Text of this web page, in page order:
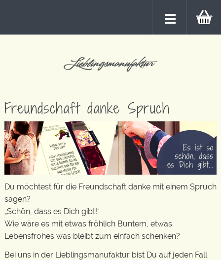
Freundschaft danke Spruch
Du möchtest für die Freundschaft danke mit einem Spruch
sagen?
„Schön, dass es Dich gibt!“
Wie wäre es mit etwas fröhlich Buntem, etwas
Lebensfrohes was bleibt zum einfach schenken?
Bei uns in der Lieblingsmanufaktur bist Du auf jeden Fall